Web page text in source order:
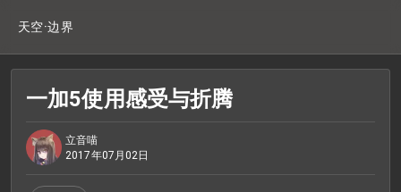
天空·边界
一加5使用感受与折腾
立音喵
2017年07月02日